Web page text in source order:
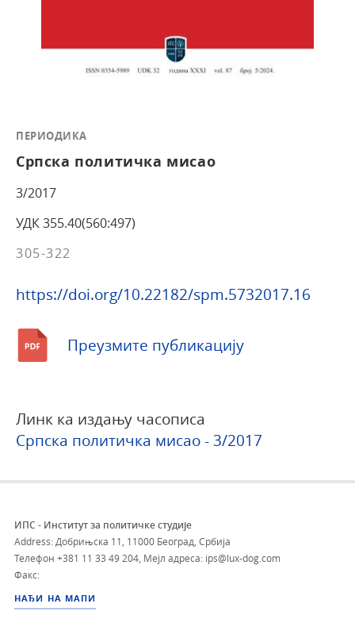
ПЕРИОДИКА
Српска политичка мисао
3/2017
УДК 355.40(560:497)
305-322
https://doi.org/10.22182/spm.5732017.16
Преузмите публикацију
Линк ка издању часописа
Српска политичка мисао - 3/2017
ИПС - Институт за политичке студије
Address: Добрињска 11, 11000 Београд, Србија
Телефон +381 11 33 49 204, Мејл адреса: ips@lux-dog.com
Факс:
НАЂИ НА МАПИ